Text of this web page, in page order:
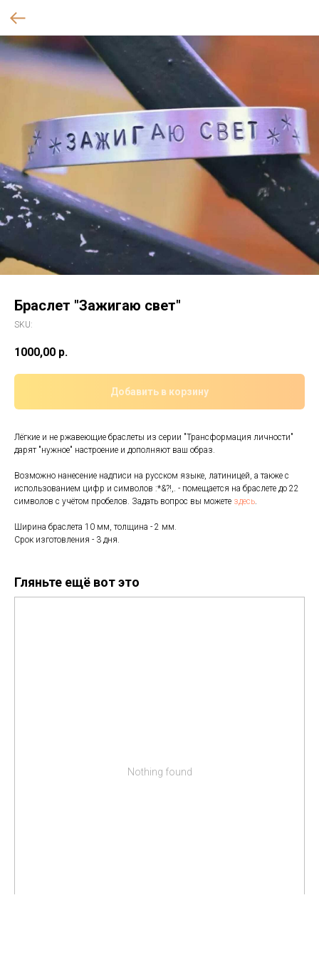
Браслет "Зажигаю свет"
SKU:
1000,00 р.
Добавить в корзину
Лёгкие и не ржавеющие браслеты из серии "Трансформация личности"
дарят "нужное" настроение и дополняют ваш образ.
Возможно нанесение надписи на русском языке, латиницей, а также с
использованием цифр и символов :*&?!,. - помещается на браслете до 22
символов с учётом пробелов. Задать вопрос вы можете здесь.
Ширина браслета 10 мм, толщина - 2 мм.
Срок изготовления - 3 дня.
Гляньте ещё вот это
Nothing found